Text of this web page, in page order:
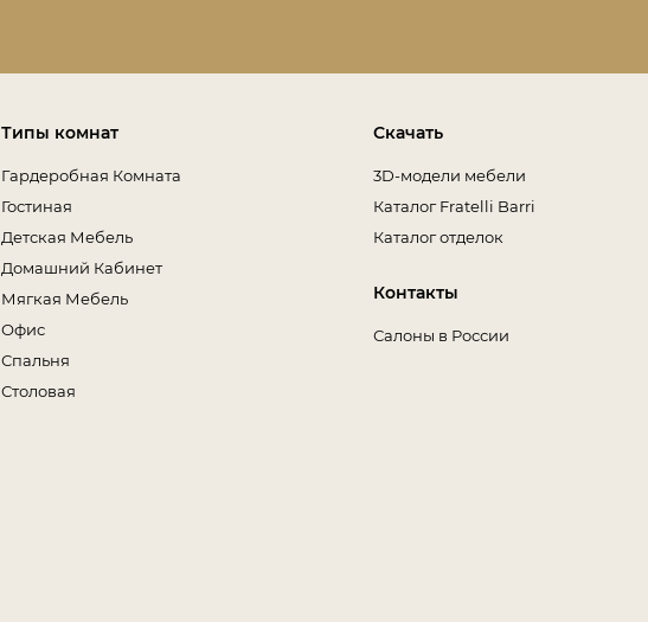
Типы комнат
Гардеробная Комната
Гостиная
Детская Мебель
Домашний Кабинет
Мягкая Мебель
Офис
Спальня
Столовая
Скачать
3D-модели мебели
Каталог Fratelli Barri
Каталог отделок
Контакты
Салоны в России